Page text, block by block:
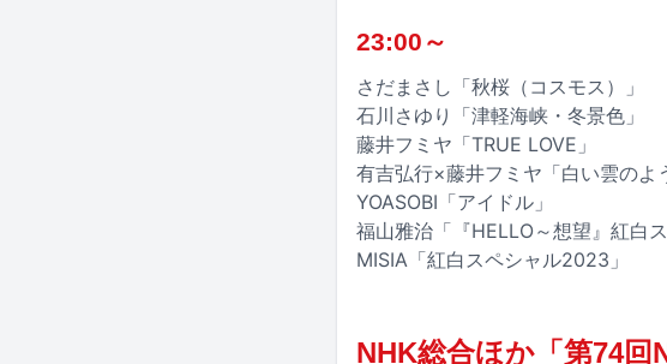
23:00～
さだまさし「秋桜（コスモス）」
石川さゆり「津軽海峡・冬景色」
藤井フミヤ「TRUE LOVE」
有吉弘行×藤井フミヤ「白い雲のよ
YOASOBI「アイドル」
福山雅治「『HELLO～想望』紅白
MISIA「紅白スペシャル2023」
NHK総合ほか「第74回